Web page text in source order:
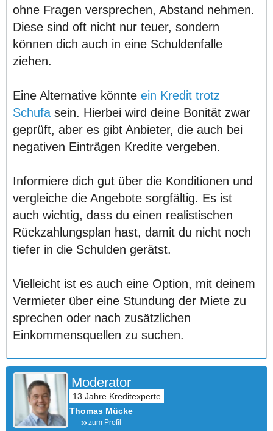
ohne Fragen versprechen, Abstand nehmen.
Diese sind oft nicht nur teuer, sondern
können dich auch in eine Schuldenfalle
ziehen.
Eine Alternative könnte ein Kredit trotz
Schufa sein. Hierbei wird deine Bonität zwar
geprüft, aber es gibt Anbieter, die auch bei
negativen Einträgen Kredite vergeben.
Informiere dich gut über die Konditionen und
vergleiche die Angebote sorgfältig. Es ist
auch wichtig, dass du einen realistischen
Rückzahlungsplan hast, damit du nicht noch
tiefer in die Schulden gerätst.
Vielleicht ist es auch eine Option, mit deinem
Vermieter über eine Stundung der Miete zu
sprechen oder nach zusätzlichen
Einkommensquellen zu suchen.
Moderator
Thomas Mücke
zum Profil